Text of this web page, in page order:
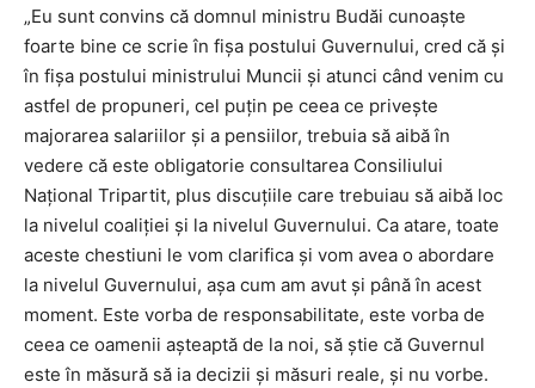
„Eu sunt convins că domnul ministru Budăi cunoaşte
foarte bine ce scrie în fişa postului Guvernului, cred că şi
în fişa postului ministrului Muncii şi atunci când venim cu
astfel de propuneri, cel puţin pe ceea ce priveşte
majorarea salariilor şi a pensiilor, trebuia să aibă în
vedere că este obligatorie consultarea Consiliului
Naţional Tripartit, plus discuţiile care trebuiau să aibă loc
la nivelul coaliţiei şi la nivelul Guvernului. Ca atare, toate
aceste chestiuni le vom clarifica şi vom avea o abordare
la nivelul Guvernului, aşa cum am avut şi până în acest
moment. Este vorba de responsabilitate, este vorba de
ceea ce oamenii aşteaptă de la noi, să ştie că Guvernul
este în măsură să ia decizii şi măsuri reale, şi nu vorbe.